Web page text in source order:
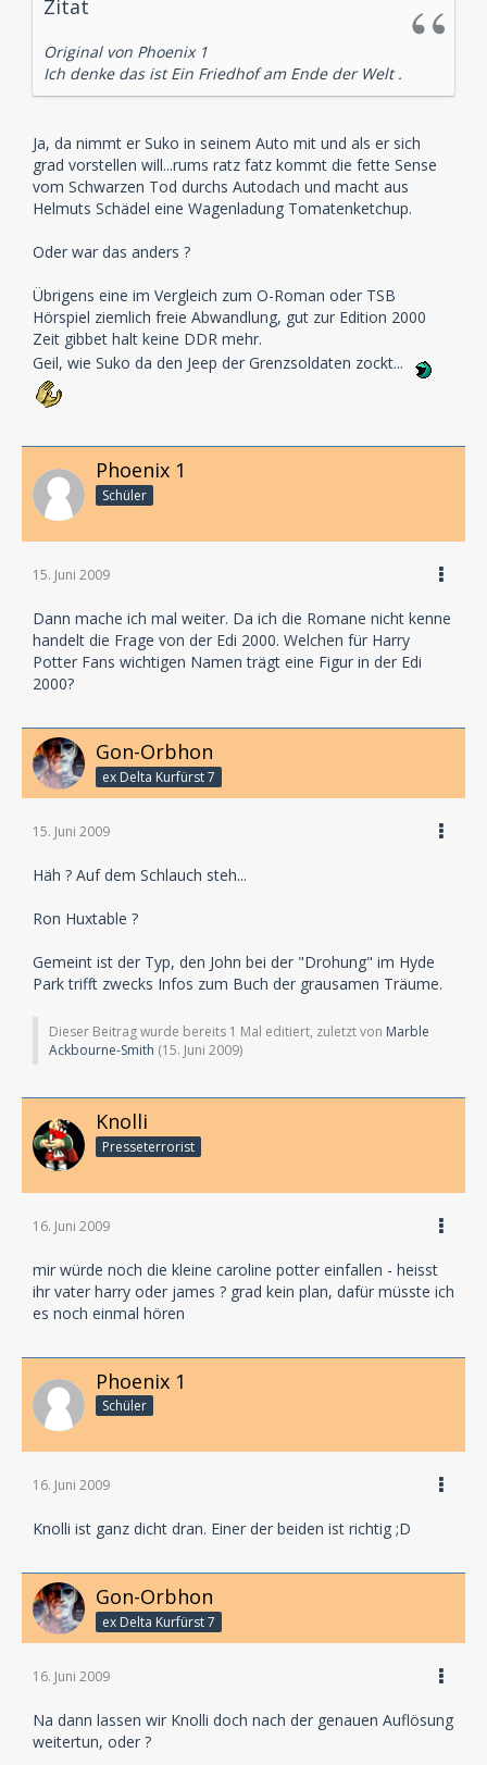
Zitat
Original von Phoenix 1
Ich denke das ist Ein Friedhof am Ende der Welt .
Ja, da nimmt er Suko in seinem Auto mit und als er sich
grad vorstellen will...rums ratz fatz kommt die fette Sense
vom Schwarzen Tod durchs Autodach und macht aus
Helmuts Schädel eine Wagenladung Tomatenketchup.
Oder war das anders ?
Übrigens eine im Vergleich zum O-Roman oder TSB
Hörspiel ziemlich freie Abwandlung, gut zur Edition 2000
Zeit gibbet halt keine DDR mehr.
Geil, wie Suko da den Jeep der Grenzsoldaten zockt...
Phoenix 1
Schüler
15. Juni 2009
Dann mache ich mal weiter. Da ich die Romane nicht kenne
handelt die Frage von der Edi 2000. Welchen für Harry
Potter Fans wichtigen Namen trägt eine Figur in der Edi
2000?
Gon-Orbhon
ex Delta Kurfürst 7
15. Juni 2009
Häh ? Auf dem Schlauch steh...
Ron Huxtable ?
Gemeint ist der Typ, den John bei der "Drohung" im Hyde
Park trifft zwecks Infos zum Buch der grausamen Träume.
Dieser Beitrag wurde bereits 1 Mal editiert, zuletzt von Marble
Ackbourne-Smith (15. Juni 2009)
Knolli
Presseterrorist
16. Juni 2009
mir würde noch die kleine caroline potter einfallen - heisst
ihr vater harry oder james ? grad kein plan, dafür müsste ich
es noch einmal hören
Phoenix 1
Schüler
16. Juni 2009
Knolli ist ganz dicht dran. Einer der beiden ist richtig ;D
Gon-Orbhon
ex Delta Kurfürst 7
16. Juni 2009
Na dann lassen wir Knolli doch nach der genauen Auflösung
weitertun, oder ?